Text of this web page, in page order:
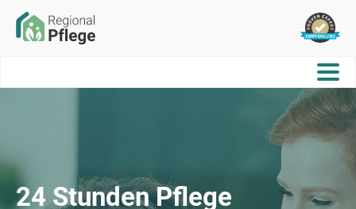
24 Stunden Pflege